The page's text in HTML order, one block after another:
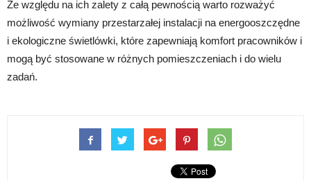
Ze względu na ich zalety z całą pewnością warto rozważyć
możliwość wymiany przestarzałej instalacji na energooszczędne
i ekologiczne świetlówki, które zapewniają komfort pracowników i
mogą być stosowane w różnych pomieszczeniach i do wielu
zadań.